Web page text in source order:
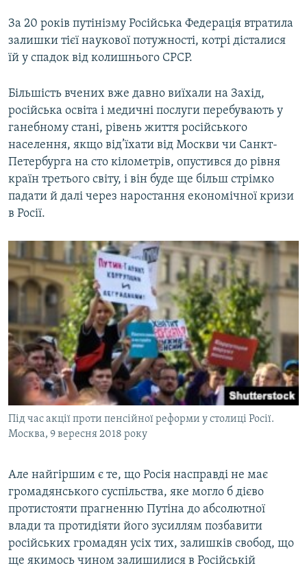
За 20 років путінізму Російська Федерація втратила
залишки тієї наукової потужності, котрі дісталися
їй у спадок від колишнього СРСР.
Більшість вчених вже давно виїхали на Захід,
російська освіта і медичні послуги перебувають у
ганебному стані, рівень життя російського
населення, якщо від’їхати від Москви чи Санкт-
Петербурга на сто кілометрів, опустився до рівня
країн третього світу, і він буде ще більш стрімко
падати й далі через наростання економічної кризи
в Росії.
Під час акції проти пенсійної реформи у столиці Росії.
Москва, 9 вересня 2018 року
Але найгіршим є те, що Росія насправді не має
громадянського суспільства, яке могло б дієво
протистояти прагненню Путіна до абсолютної
влади та протидіяти його зусиллям позбавити
російських громадян усіх тих, залишків свобод, що
ще якимось чином залишилися в Російській